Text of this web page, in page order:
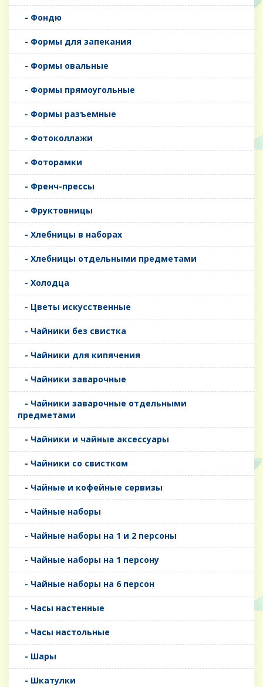
- Фондю
- Формы для запекания
- Формы овальные
- Формы прямоугольные
- Формы разъемные
- Фотоколлажи
- Фоторамки
- Френч-прессы
- Фруктовницы
- Хлебницы в наборах
- Хлебницы отдельными предметами
- Холодца
- Цветы искусственные
- Чайники без свистка
- Чайники для кипячения
- Чайники заварочные
- Чайники заварочные отдельными
предметами
- Чайники и чайные аксессуары
- Чайники со свистком
- Чайные и кофейные сервизы
- Чайные наборы
- Чайные наборы на 1 и 2 персоны
- Чайные наборы на 1 персону
- Чайные наборы на 6 персон
- Часы настенные
- Часы настольные
- Шары
- Шкатулки